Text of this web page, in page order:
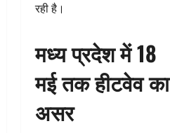
रही है।
मध्य प्रदेश में 18
मई तक हीटवेव का
असर